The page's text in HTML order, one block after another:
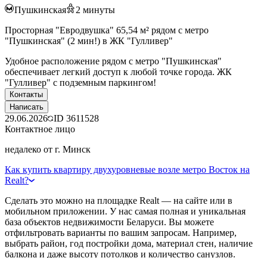
Пушкинская 2 минуты
Просторная "Евродвушка" 65,54 м² рядом с метро
"Пушкинская" (2 мин!) в ЖК "Гулливер"
Удобное расположение рядом с метро "Пушкинская"
обеспечивает легкий доступ к любой точке города. ЖК
"Гулливер" с подземным паркингом!
Контакты
Написать
29.06.2026 ID 3611528
Контактное лицо
недалеко от г. Минск
Как купить квартиру двухуровневые возле метро Восток на
Realt?
Сделать это можно на площадке Realt — на сайте или в
мобильном приложении. У нас самая полная и уникальная
база объектов недвижимости Беларуси. Вы можете
отфильтровать варианты по вашим запросам. Например,
выбрать район, год постройки дома, материал стен, наличие
балкона и даже высоту потолков и количество санузлов.